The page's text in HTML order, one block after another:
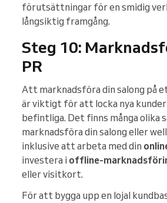
förutsättningar för en smidig
långsiktig framgång.
Steg 10:
PR
Att marknadsföra din salong
är viktigt för att locka nya kunder
befintliga. Det finns många olika
marknadsföra din salong eller
inklusive att arbeta med din
investera i offline-
eller visitkort.
För att bygga upp en lojal